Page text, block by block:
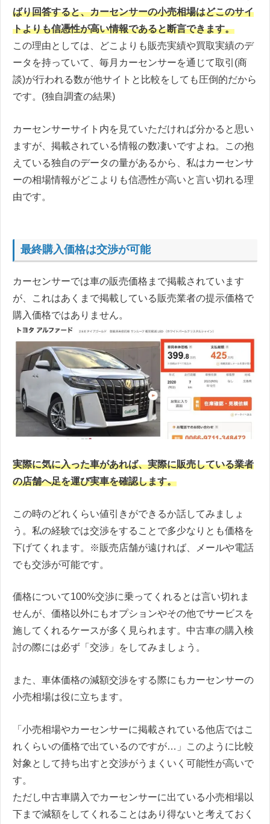
ばり回答すると、カーセンサーの小売相場はどこのサイ
トよりも信憑性が高い情報であると断言できます。
この理由としては、どこよりも販売実績や買取実績のデ
ータを持っていて、毎月カーセンサーを通じて取引(商
談)が行われる数が他サイトと比較をしても圧倒的だから
です。(独自調査の結果)
カーセンサーサイト内を見ていただければ分かると思い
ますが、掲載されている情報の数凄いですよね。この抱
えている独自のデータの量があるから、私はカーセンサ
ーの相場情報がどこよりも信憑性が高いと言い切れる理
由です。
最終購入価格は交渉が可能
カーセンサーでは車の販売価格まで掲載されています
が、これはあくまで掲載している販売業者の提示価格で
購入価格ではありません。
実際に気に入った車があれば、実際に販売している業者
の店舗へ足を運び実車を確認します。
この時のどれくらい値引きができるか話してみましょ
う。私の経験では交渉をすることで多少なりとも価格を
下げてくれます。※販売店舗が遠ければ、メールや電話
でも交渉が可能です。
価格について100%交渉に乗ってくれるとは言い切れま
せんが、価格以外にもオプションやその他でサービスを
施してくれるケースが多く見られます。中古車の購入検
討の際には必ず「交渉」をしてみましょう。
また、車体価格の減額交渉をする際にもカーセンサーの
小売相場は役に立ちます。
「小売相場やカーセンサーに掲載されている他店ではこ
れくらいの価格で出ているのですが…」このように比較
対象として持ち出すと交渉がうまくいく可能性が高いで
す。
ただし中古車購入でカーセンサーに出ている小売相場以
下まで減額をしてくれることはあり得ないと考えておく